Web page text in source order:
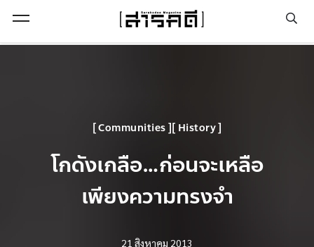
Communities History
โกดังเกลือ…ก่อนจะเหลือ
เพียงความทรงจำ
21 สิงหาคม 2013